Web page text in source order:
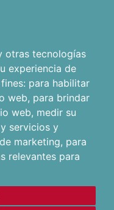
otras tecnologías
experiencia de
para habilitar
web, para brindar
web, medir su
servicios y
marketing, para
relevantes para